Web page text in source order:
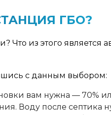
ГБО?
Что из этого
с данным выбором:
вам нужна — 70%
Воду после